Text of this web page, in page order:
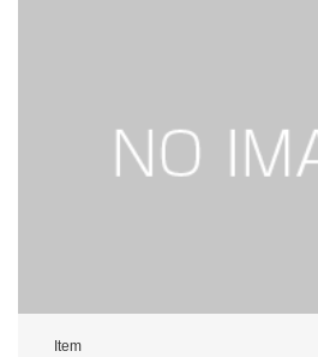
Item